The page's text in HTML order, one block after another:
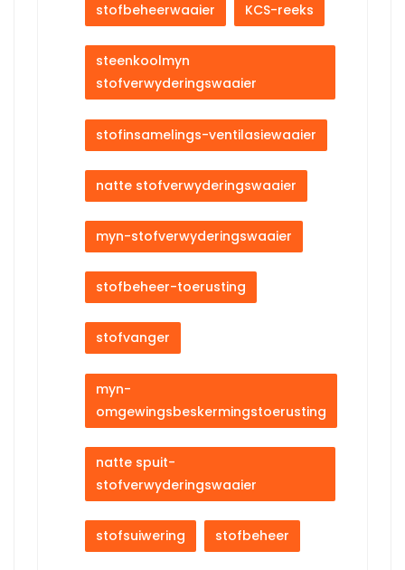
stofbeheerwaaier KCS-reeks
steenkoolmyn
stofverwyderingswaaier
stofinsamelings-ventilasiewaaier
natte stofverwyderingswaaier
myn-stofverwyderingswaaier
stofbeheer-toerusting
stofvanger
myn-
omgewingsbeskermingstoerusting
natte spuit-
stofverwyderingswaaier
stofsuiwering stofbeheer